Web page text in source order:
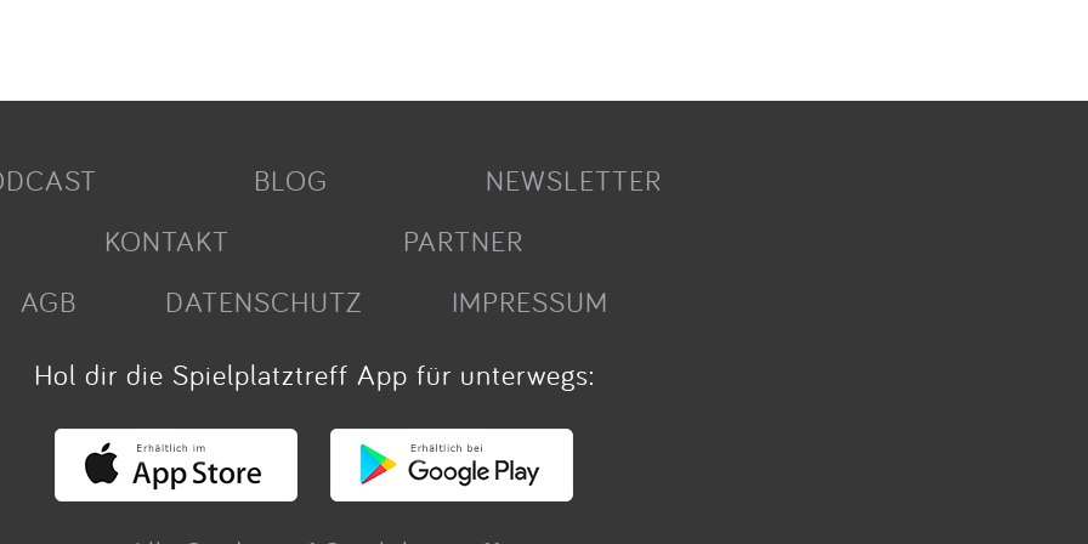
BLOG
NEWSLETTER
KONTAKT
PARTNER
AGB
DATENSCHUTZ
IMPRESSUM
Hol dir die Spielplatztreff App für unterwegs: